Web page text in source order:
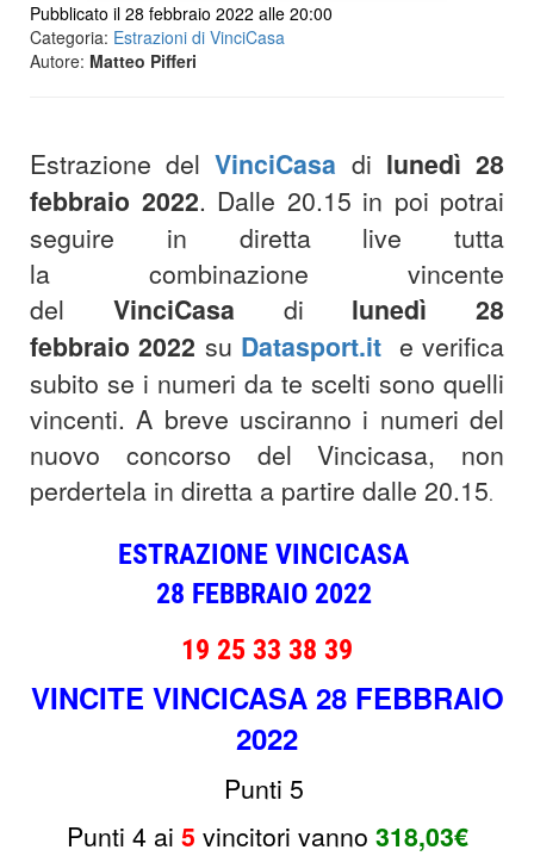
Pubblicato il 28 febbraio 2022 alle 20:00
Categoria: Estrazioni di VinciCasa
Autore: Matteo Pifferi
Estrazione delVinciCasa di lunedì 28
febbraio 2022. Dalle 20.15 in poi potrai
seguire in diretta live tutta
la combinazione vincente
del VinciCasa di lunedì 28
febbraio 2022 su Datasport.it e verifica
subito se i numeri da te scelti sono quelli
vincenti. A breve usciranno i numeri del
nuovo concorso del Vincicasa, non
perdertela in diretta a partire dalle 20.15.
ESTRAZIONE VINCICASA
28 FEBBRAIO 2022
19 25 33 38 39
VINCITE VINCICASA 28 FEBBRAIO
2022
Punti 5
Punti 4 ai 5 vincitori vanno 318,03€